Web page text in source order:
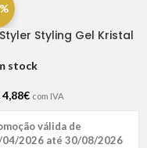
Styling Gel Kristal
stock
4,88€ com IVA
válida de
04/2026 até 30/08/2026